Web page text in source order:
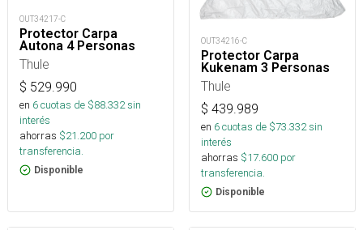
OUT34217-C
Protector Carpa
Autona 4 Personas
Thule
$ 529.990
en 6cuotas de $88.332sin
interés
ahorras $21.200 por
transferencia.
Disponible
OUT34216-C
Protector Carpa
Kukenam 3 Personas
Thule
$ 439.989
en 6cuotas de $73.332sin
interés
ahorras $17.600 por
transferencia.
Disponible